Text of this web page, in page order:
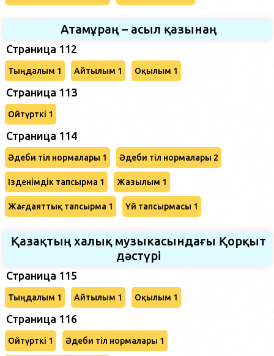
Атамұраң – асыл қазынаң
Страница 112
Тыңдалым 1 Айтылым 1 Оқылым 1
Страница 113
Ойтүрткі 1
Страница 114
Әдеби тіл нормалары 1 Әдеби тіл нормалары 2
Ізденімдік тапсырма 1 Жазылым 1
Жағдаяттық тапсырма 1 Үй тапсырмасы 1
Қазақтың халық музыкасындағы Қорқыт
дәстүрі
Страница 115
Тыңдалым 1 Айтылым 1 Оқылым 1
Страница 116
Ойтүрткі 1 Әдеби тіл нормалары 1